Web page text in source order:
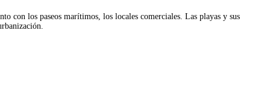
con los paseos marítimos, los locales comerciales. Las playas y sus